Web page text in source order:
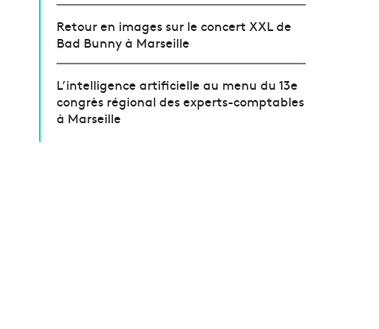
Retour en images sur le concert XXL de
Bad Bunny à Marseille
L’intelligence artificielle au menu du 13e
congrès régional des experts-comptables
à Marseille